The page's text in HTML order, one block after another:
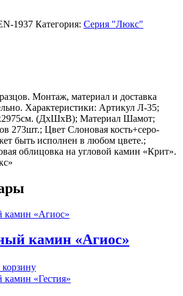
1937 Категория: Серия "Люкс"
Монтаж, материал и доставка
Характеристики: Артикул Л-35;
(ДхШхВ); Материал Шамот;
273шт.; Цвет Слоновая кость+серо-
быть исполнен в любом цвете.;
облицовка на угловой камин «Крит».
камин «Агиос»